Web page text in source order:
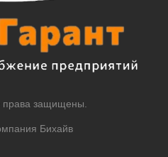
защищены.
Бихайв